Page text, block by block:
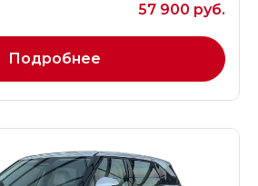
57 900 руб.
Подробнее